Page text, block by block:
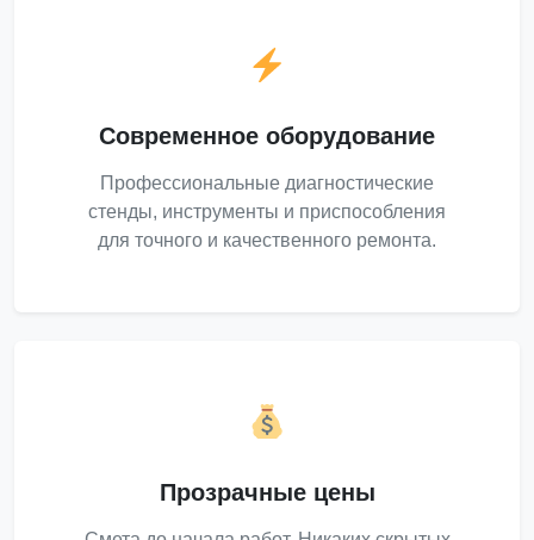
Современное оборудование
Профессиональные диагностические
стенды, инструменты и приспособления
для точного и качественного ремонта.
Прозрачные цены